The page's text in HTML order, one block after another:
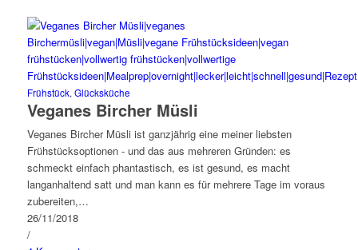
Frühstück, Glücksküche
Veganes Bircher Müsli
Veganes Bircher Müsli ist ganzjährig eine meiner liebsten
Frühstücksoptionen - und das aus mehreren Gründen: es
schmeckt einfach phantastisch, es ist gesund, es macht
langanhaltend satt und man kann es für mehrere Tage im voraus
zubereiten,…
26/11/2018
/